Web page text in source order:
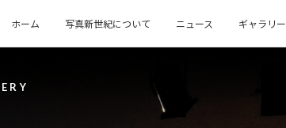
ホーム 写真新世紀について ニュース ギャラリー
E RY